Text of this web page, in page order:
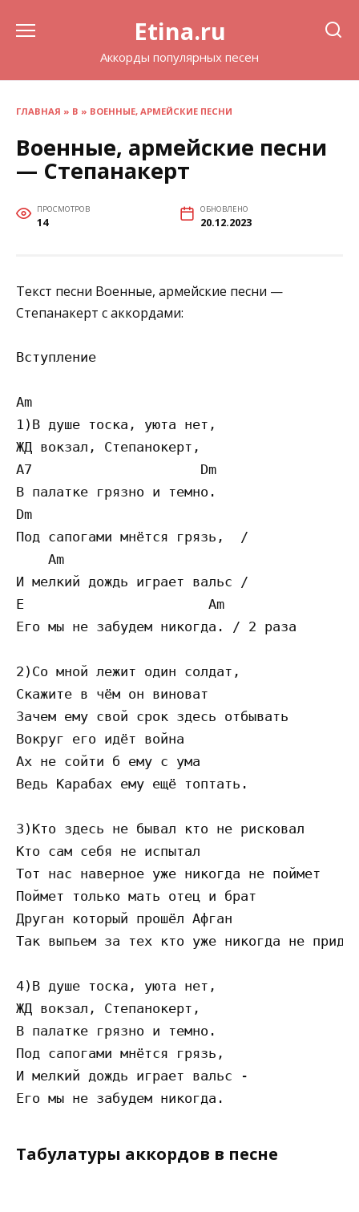
Etina.ru
Аккорды популярных песен
ГЛАВНАЯ » В » ВОЕННЫЕ, АРМЕЙСКИЕ ПЕСНИ
Военные, армейские песни
— Степанакерт
ПРОСМОТРОВ
14
ОБНОВЛЕНО
20.12.2023
Текст песни Военные, армейские песни —
Степанакерт с аккордами:
Вступление
Am
1)В душе тоска, уюта нет,
ЖД вокзал, Степанокерт,
A7                     Dm
В палатке грязно и темно.
Dm
Под сапогами мнётся грязь,  /
    Am
И мелкий дождь играет вальс /
E                       Am
Его мы не забудем никогда. / 2 раза
2)Со мной лежит один солдат,
Скажите в чём он виноват
Зачем ему свой срок здесь отбывать
Вокруг его идёт война
Ах не сойти б ему с ума
Ведь Карабах ему ещё топтать.
3)Кто здесь не бывал кто не рисковал
Кто сам себя не испытал
Тот нас наверное уже никогда не поймет
Поймет только мать отец и брат
Друган который прошёл Афган
Так выпьем за тех кто уже никогда не
4)В душе тоска, уюта нет,
ЖД вокзал, Степанокерт,
В палатке грязно и темно.
Под сапогами мнётся грязь,
И мелкий дождь играет вальс -
Табулатуры аккордов в песне